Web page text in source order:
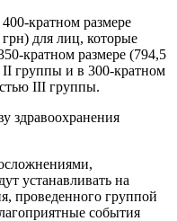
кратном размере
для лиц, которые
кратном размере (794,5
группы и в 300-кратном
III группы.
здравоохранения
устанавливать на
проведенного группой
события